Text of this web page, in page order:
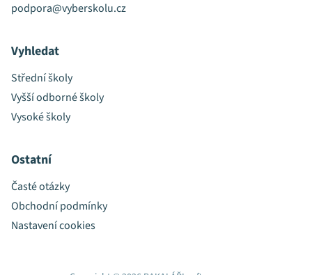
podpora@vyberskolu.cz
Vyhledat
Střední školy
Vyšší odborné školy
Vysoké školy
Ostatní
Časté otázky
Obchodní podmínky
Nastavení cookies